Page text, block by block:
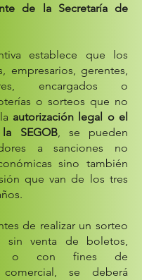
de la Secretaría de
establece que los
empresarios, gerentes,
encargados o
o sorteos que no
autorización legal o el
SEGOB, se pueden
a sanciones no
sino también
que van de los tres
de realizar un sorteo
sin venta de boletos,
o con fines de
comercial, se deberá